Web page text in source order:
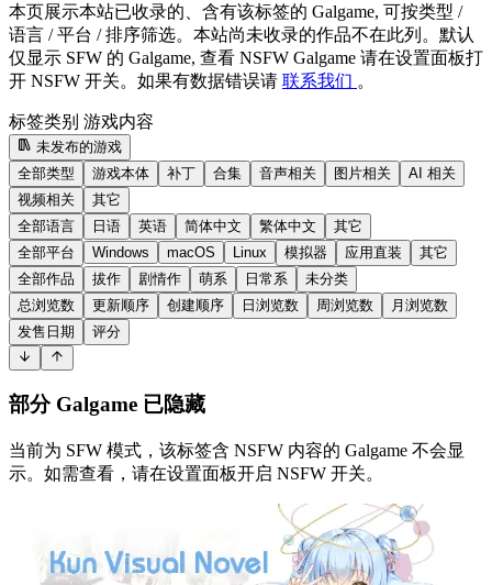
本页展示本站已收录的、含有该标签的 Galgame, 可按类型 /
语言 / 平台 / 排序筛选。本站尚未收录的作品不在此列。默认
仅显示 SFW 的 Galgame, 查看 NSFW Galgame 请在设置面板打
开 NSFW 开关。如果有数据错误请 联系我们 。
标签类别 游戏内容
未发布的游戏
全部类型
游戏本体 补丁 合集 音声相关 图片相关
AI 相关
视频相关
其它
全部语言
日语 英语 简体中文 繁体中文
其它
全部平台
Windows macOS Linux 模拟器 应用直装
其它
全部作品
拔作 剧情作 萌系 日常系
未分类
总浏览数
更新顺序 创建顺序 日浏览数 周浏览数
月浏览数
发售日期
评分
部分 Galgame 已隐藏
当前为 SFW 模式，该标签含 NSFW 内容的 Galgame 不会显
示。如需查看，请在设置面板开启 NSFW 开关。